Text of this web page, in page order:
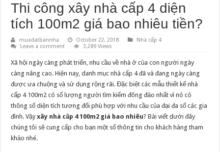
Thi công xây nhà cấp 4 diện
tích 100m2 giá bao nhiêu tiền?
muadatbannha October 22, 2018
Nhà cấp 4
Leave a comment
3,289 Views
Xã hội ngày càng phát triển, nhu cầu về nhà ở của con người ngày
càng nâng cao. Hiện nay, danh mục nhà cấp 4 đã và đang ngày càng
được ưa chuộng và sử dụng rộng rãi. Đặc biệt các mẫu thiết kế nhà
cấp 4 100m2 có số lượng người tìm kiếm đông đảo nhất vì nó có
thông số diện tích tương đối phù hợp với nhu cầu của đại đa số các gia
đình. Vậyxây nhà cấp 4 100m2 giá bao nhiêu? Bài viết dưới đây
chúng tôi sẽ cung cấp cho bạn một số thông tin cho khách hàng tham
khảo nhé.